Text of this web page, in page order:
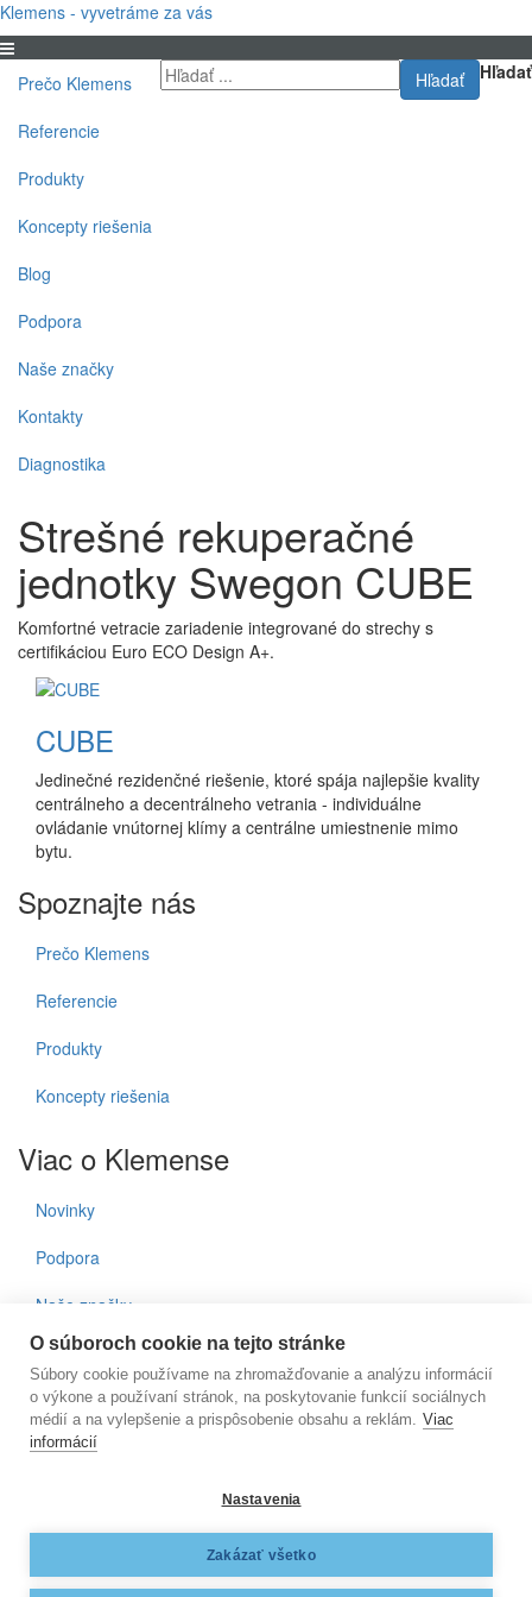
Klemens - vyvetráme za vás
Hľadať
Hľadať
Prečo Klemens
Referencie
Produkty
Koncepty riešenia
Blog
Podpora
Naše značky
Kontakty
Diagnostika
Strešné rekuperačné
jednotky Swegon CUBE
Komfortné vetracie zariadenie integrované do strechy s
certifikáciou Euro ECO Design A+.
CUBE
Jedinečné rezidenčné riešenie, ktoré spája najlepšie kvality
centrálneho a decentrálneho vetrania - individuálne
ovládanie vnútornej klímy a centrálne umiestnenie mimo
bytu.
Spoznajte nás
Prečo Klemens
Referencie
Produkty
Koncepty riešenia
Viac o Klemense
Novinky
Podpora
Naše značky
Kontakty
Prihlásenie do noviniek
E-mail
KLEMENS, s.r.o., Nižnianska 6572/2, 080 06 Ľubotice, e-
klemens@klemens.sk, mobil: +42 (1) 917 350 013
O súboroch cookie na tejto stránke
Súbory cookie používame na zhromažďovanie a analýzu informácií
o výkone a používaní stránok, na poskytovanie funkcií sociálnych
médií a na vylepšenie a prispôsobenie obsahu a reklám. Viac
informácií
Nastavenia
Zakázať všetko